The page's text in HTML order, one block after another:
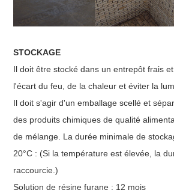
STOCKAGE
Il doit être stocké dans un entrepôt frais
l'écart du feu, de la chaleur et éviter la
Il doit s'agir d'un emballage scellé et
des produits chimiques de qualité
de mélange. La durée minimale de
20°C : (Si la température est élevée, la
raccourcie.)
Solution de résine furane : 12 mois